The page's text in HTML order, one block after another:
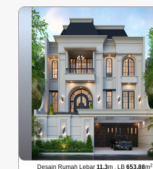
Desain Rumah Lebar11.3m , LB653.88m2